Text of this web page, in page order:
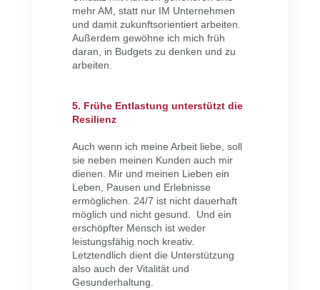
mehr AM, statt nur IM Unternehmen
und damit zukunftsorientiert arbeiten.
Außerdem gewöhne ich mich früh
daran, in Budgets zu denken und zu
arbeiten.
5. Frühe Entlastung unterstützt die
Resilienz
Auch wenn ich meine Arbeit liebe, soll
sie neben meinen Kunden auch mir
dienen. Mir und meinen Lieben ein
Leben, Pausen und Erlebnisse
ermöglichen. 24/7 ist nicht dauerhaft
möglich und nicht gesund. Und ein
erschöpfter Mensch ist weder
leistungsfähig noch kreativ.
Letztendlich dient die Unterstützung
also auch der Vitalität und
Gesunderhaltung.